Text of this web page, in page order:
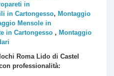
in
in Cartongesso, Montaggio
Mensole in
in Cartongesso , Montaggio
Roma Lido di Castel
professionalità: